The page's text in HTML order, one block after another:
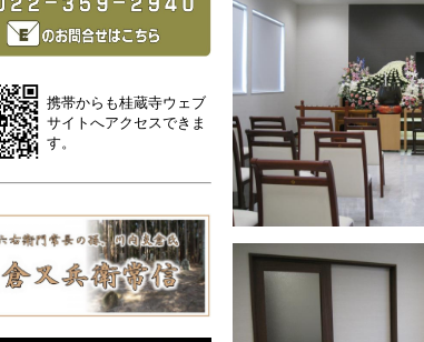
携帯からも桂蔵寺ウェブ
サイトへアクセスできま
す。